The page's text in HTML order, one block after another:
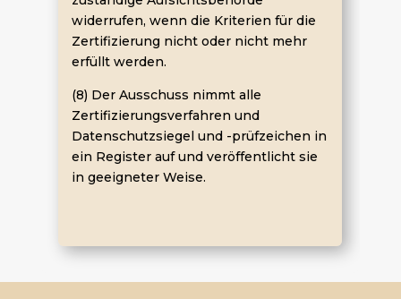
widerrufen, wenn die Kriterien für die
Zertifizierung nicht oder nicht mehr
erfüllt werden.
(8) Der Ausschuss nimmt alle
Zertifizierungsverfahren und
Datenschutzsiegel und -prüfzeichen in
ein Register auf und veröffentlicht sie
in geeigneter Weise.